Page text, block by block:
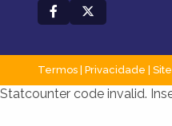
Termos Privacidade
Statcounter code invalid.